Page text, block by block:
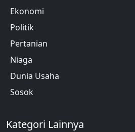
Ekonomi
Politik
Pertanian
Niaga
Dunia Usaha
Sosok
Kategori Lainnya